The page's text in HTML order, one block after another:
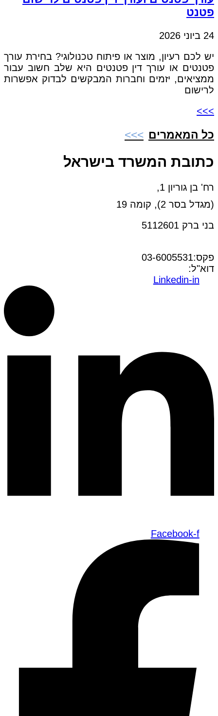
פטנט
24 ביוני 2026
יש לכם רעיון, מוצר או פיתוח טכנולוגי? בחירת עורך
פטנטים או עורך דין פטנטים היא שלב חשוב עבור
ממציאים, יזמים וחברות המבקשים לבדוק אפשרות
לרישום
>>>
כל המאמרים
כתובת המשרד בישראל
רח' בן גוריון 1,
(מגדל בסר 2), קומה 19
בני ברק 5112601
פקס:03-6005531
דוא"ל:
Linkedin-in
Facebook-f